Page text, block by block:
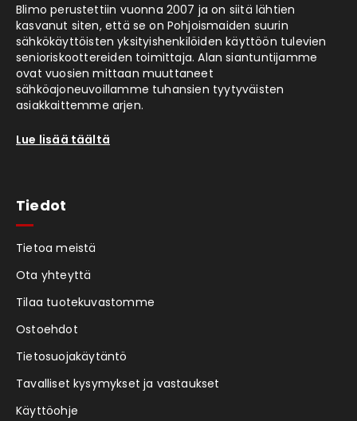
Blimo perustettiin vuonna 2007 ja on siitä lähtien
kasvanut siten, että se on Pohjoismaiden suurin
sähkökäyttöisten yksityishenkilöiden käyttöön tulevien
senioriskoottereiden toimittaja. Alan siantuntijamme
ovat vuosien mittaan muuttaneet
sähköajoneuvoillamme tuhansien tyytyväisten
asiakkaittemme arjen.
Lue lisää täältä
Tiedot
Tietoa meistä
Ota yhteyttä
Tilaa tuotekuvastomme
Ostoehdot
Tietosuojakäytäntö
Tavalliset kysymykset ja vastaukset
Käyttöohje